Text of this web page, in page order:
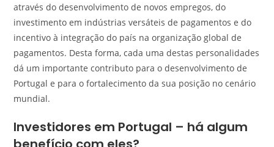
através do desenvolvimento de novos empregos, do
investimento em indústrias versáteis de pagamentos e do
incentivo à integração do país na organização global de
pagamentos. Desta forma, cada uma destas personalidades
dá um importante contributo para o desenvolvimento de
Portugal e para o fortalecimento da sua posição no cenário
mundial.
Investidores em Portugal – há algum